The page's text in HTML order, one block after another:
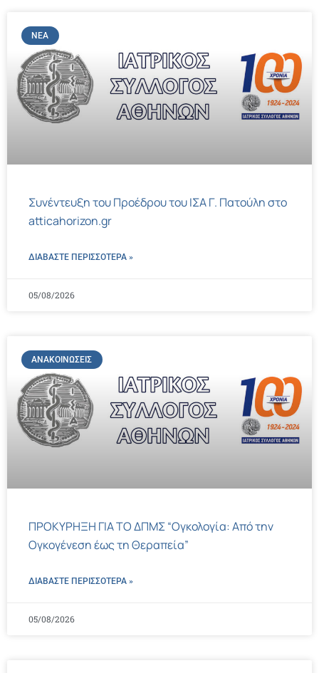
ΝΈΑ
Συνέντευξη του Προέδρου του ΙΣΑ Γ. Πατούλη στο
atticahorizon.gr
ΔΙΑΒΑΣΤΕ ΠΕΡΙΣΣΌΤΕΡΑ »
05/08/2026
ΑΝΑΚΟΙΝΏΣΕΙΣ
ΠΡΟΚΥΡΗΞΗ ΓΙΑ ΤΟ ΔΠΜΣ “Ογκολογία: Από την
Ογκογένεση έως τη Θεραπεία”
ΔΙΑΒΑΣΤΕ ΠΕΡΙΣΣΌΤΕΡΑ »
05/08/2026